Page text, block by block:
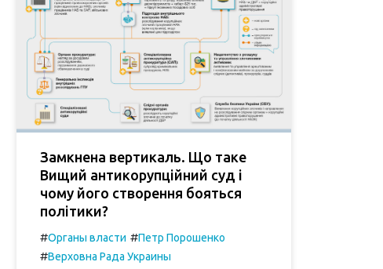
Замкнена вертикаль. Що таке
Вищий антикорупційний суд і
чому його створення бояться
політики?
#Органы власти #Петр Порошенко
#Верховна Рада Украины